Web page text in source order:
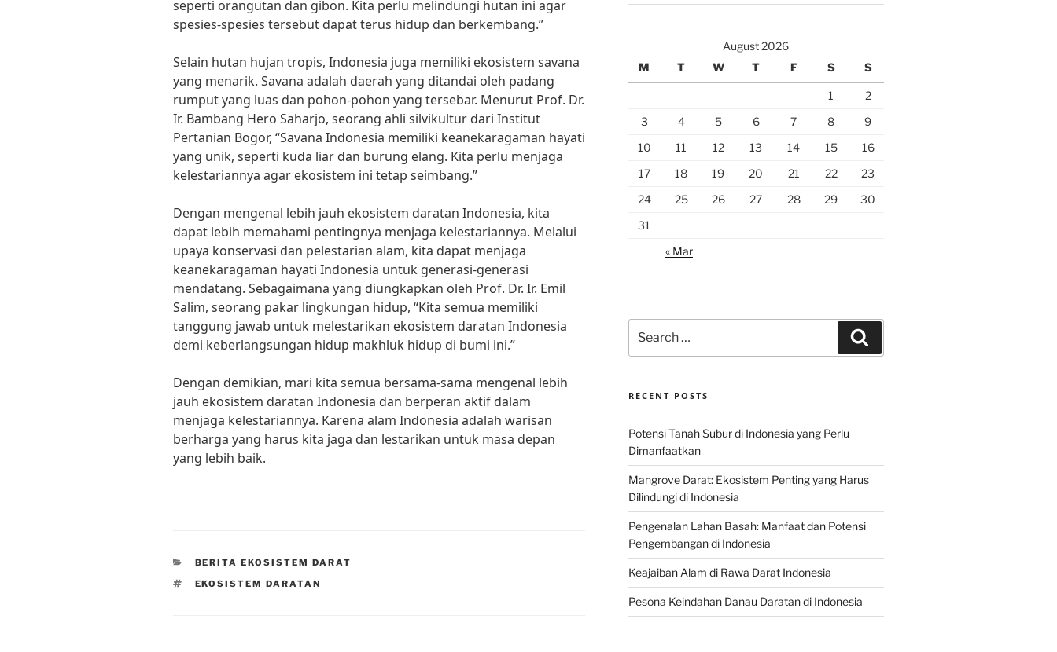
seperti orangutan dan gibon. Kita perlu melindungi hutan ini agar
spesies-spesies tersebut dapat terus hidup dan berkembang.”
Selain hutan hujan tropis, Indonesia juga memiliki ekosistem savana
yang menarik. Savana adalah daerah yang ditandai oleh padang
rumput yang luas dan pohon-pohon yang tersebar. Menurut Prof. Dr.
Ir. Bambang Hero Saharjo, seorang ahli silvikultur dari Institut
Pertanian Bogor, “Savana Indonesia memiliki keanekaragaman hayati
yang unik, seperti kuda liar dan burung elang. Kita perlu menjaga
kelestariannya agar ekosistem ini tetap seimbang.”
Dengan mengenal lebih jauh ekosistem daratan Indonesia, kita
dapat lebih memahami pentingnya menjaga kelestariannya. Melalui
upaya konservasi dan pelestarian alam, kita dapat menjaga
keanekaragaman hayati Indonesia untuk generasi-generasi
mendatang. Sebagaimana yang diungkapkan oleh Prof. Dr. Ir. Emil
Salim, seorang pakar lingkungan hidup, “Kita semua memiliki
tanggung jawab untuk melestarikan ekosistem daratan Indonesia
demi keberlangsungan hidup makhluk hidup di bumi ini.”
Dengan demikian, mari kita semua bersama-sama mengenal lebih
jauh ekosistem daratan Indonesia dan berperan aktif dalam
menjaga kelestariannya. Karena alam Indonesia adalah warisan
berharga yang harus kita jaga dan lestarikan untuk masa depan
yang lebih baik.
CATEGORIES
BERITA EKOSISTEM DARAT
TAGS
EKOSISTEM DARATAN
August 2026
M
T W T F S S
1
2
3
4 5 6 7 8
9
10
11 12 13 14 15
16
17
18 19 20 21 22
23
24
25 26 27 28 29
30
31
« Mar
for:
RECENT POSTS
Potensi Tanah Subur di Indonesia yang Perlu
Dimanfaatkan
Mangrove Darat: Ekosistem Penting yang Harus
Dilindungi di Indonesia
Pengenalan Lahan Basah: Manfaat dan Potensi
Pengembangan di Indonesia
Keajaiban Alam di Rawa Darat Indonesia
Pesona Keindahan Danau Daratan di Indonesia